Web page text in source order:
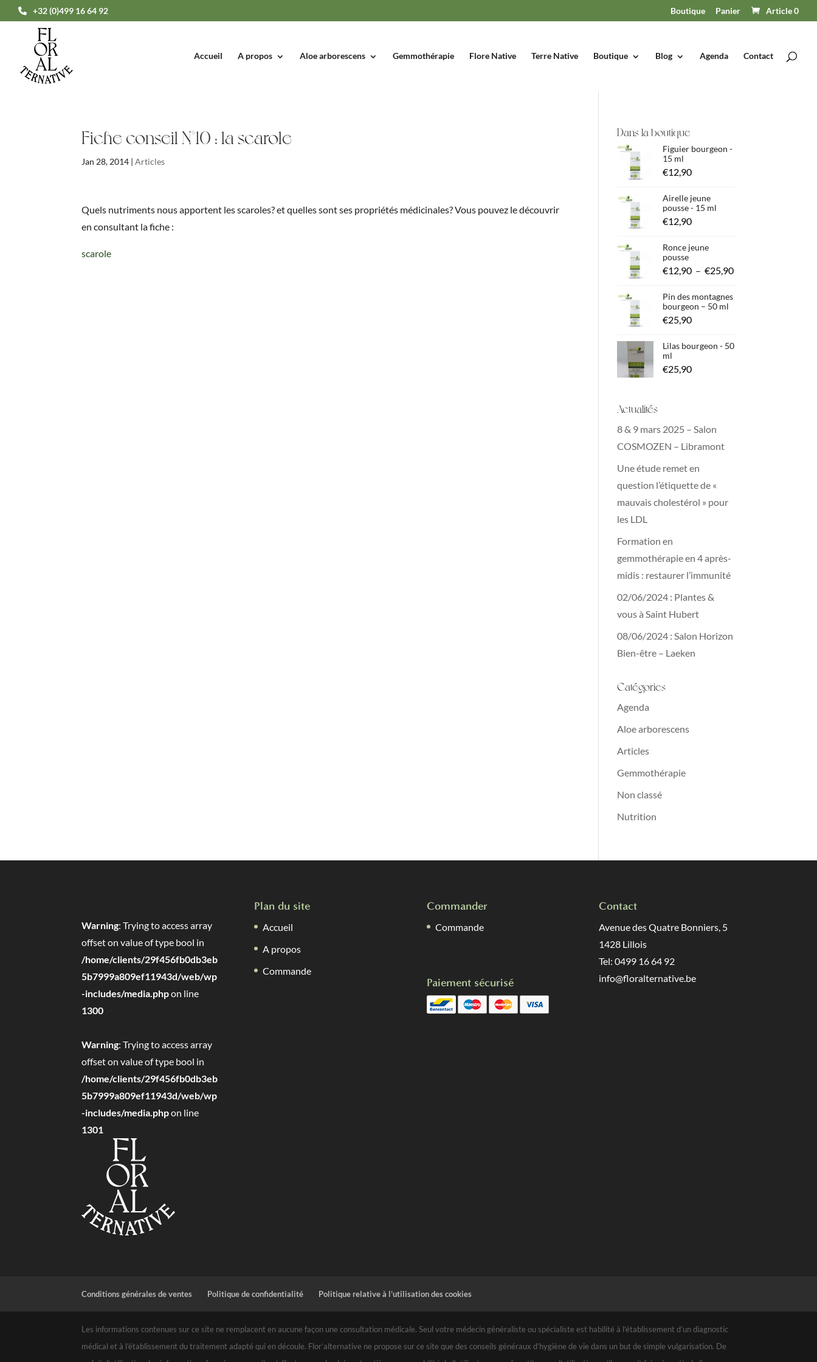
+32 (0)499 16 64 92 Boutique Panier Article 0
Accueil A propos Aloe arborescens Gemmothérapie Flore Native Terre Native Boutique Blog Agenda Contact
Fiche conseil N°10 : la scarole
Jan 28, 2014 |Articles
Quels nutriments nous apportent les scaroles? et quelles sont ses propriétés médicinales? Vous pouvez le découvrir
en consultant la fiche :
scarole
Dans la boutique
Figuier bourgeon -
15 ml
€12,90
Airelle jeune
pousse - 15 ml
€12,90
Ronce jeune
pousse
€12,90 – €25,90Plage
Pin des montagnes
bourgeon – 50 ml
€25,90
Lilas bourgeon - 50
ml
€25,90
Actualités
8 & 9 mars 2025 – Salon
COSMOZEN – Libramont
Une étude remet en
question l’étiquette de «
mauvais cholestérol » pour
les LDL
Formation en
gemmothérapie en 4 après-
midis : restaurer l’immunité
02/06/2024 : Plantes &
vous à Saint Hubert
08/06/2024 : Salon Horizon
Bien-être – Laeken
Catégories
Agenda
Aloe arborescens
Articles
Gemmothérapie
Non classé
Nutrition
Warning: Trying to access array
offset on value of type bool in
/home/clients/29f456fb0db3eb
5b7999a809ef11943d/web/wp
-includes/media.phpon line
1300
Warning: Trying to access array
offset on value of type bool in
/home/clients/29f456fb0db3eb
5b7999a809ef11943d/web/wp
-includes/media.phpon line
1301
Plan du site
Accueil
A propos
Commande
Commander
Commande
Paiement sécurisé
Contact
Avenue des Quatre Bonniers, 5
1428 Lillois
Tel: 0499 16 64 92
info@floralternative.be
Conditions générales de ventes Politique de confidentialité Politique relative à l’utilisation des cookies
Les informations contenues sur ce site ne remplacent en aucune façon une consultation médicale. Seul votre médecin généraliste ou spécialiste est habilité à l’établissement d’un diagnostic
médical et à l’établissement du traitement adapté qui en découle. Flor’alternative ne propose sur ce site que des conseils généraux d’hygiène de vie dans un but de simple vulgarisation. De